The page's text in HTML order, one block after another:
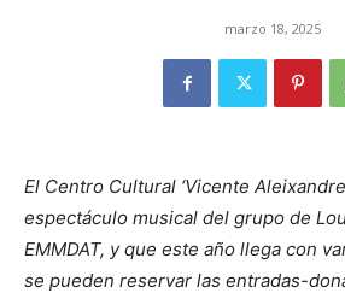
marzo 18, 2025
El Centro Cultural ‘Vicente
espectáculo musical del grupo de
EMMDAT, y que este año llega con
se pueden reservar las entradas-